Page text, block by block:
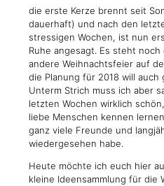
die erste Kerze brennt seit
dauerhaft) und nach den
stressigen Wochen, ist nun
Ruhe angesagt. Es steht
andere Weihnachtsfeier auf
die Planung für 2018 will auch
Unterm Strich muss ich aber
letzten Wochen wirklich
liebe Menschen kennen
ganz viele Freunde und
wiedergesehen habe.
Heute möchte ich euch hier
kleine Ideensammlung für die